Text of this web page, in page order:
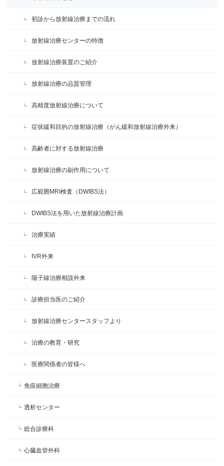
初診から放射線治療までの流れ
放射線治療センターの特徴
放射線治療装置のご紹介
放射線治療の品質管理
高精度放射線治療について
症状緩和目的の放射線治療（がん緩和放射線治療外来）
高齢者に対する放射線治療
放射線治療の副作用について
広範囲MRI検査（DWIBS法）
DWIBS法を用いた放射線治療計画
治療実績
IVR外来
陽子線治療相談外来
診療担当医のご紹介
放射線治療センタースタッフより
治療の教育・研究
医療関係者の皆様へ
免疫細胞治療
透析センター
総合診療科
心臓血管外科